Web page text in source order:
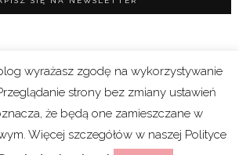
|Polityka prywatności (RODO)
|Cookies
wyrażasz zgodę na wykorzystywanie
strony bez zmiany ustawień
że będą one zamieszczane w
Więcej szczegółów w naszej Polityce